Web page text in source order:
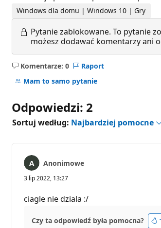
Windows dla domu | Windows 10 | Gry
Pytanie zablokowane. To pytanie
możesz dodawać komentarzy ani
Komentarze: 0
Brak
komentarzy
Raport
Mam to samo pytanie
Odpowiedzi: 2
Sortuj według: Najbardziej pomocne
Anonimowe
3 lip 2022, 13:27
ciagle nie dziala :/
Czy ta odpowiedź była pomocna?